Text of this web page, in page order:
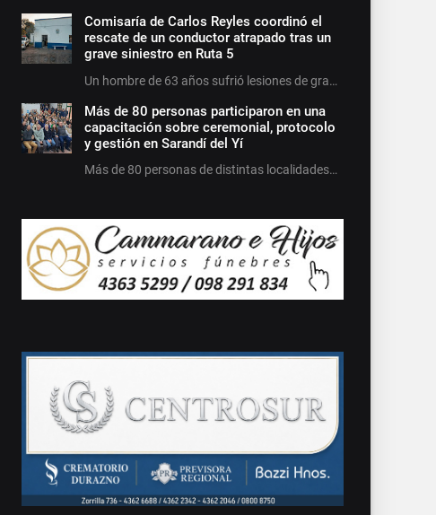
Comisaría de Carlos Reyles coordinó el
rescate de un conductor atrapado tras un
grave siniestro en Ruta 5
Un hombre de 63 años sufrió lesiones de gra…
Más de 80 personas participaron en una
capacitación sobre ceremonial, protocolo
y gestión en Sarandí del Yí
Más de 80 personas de distintas localidades…